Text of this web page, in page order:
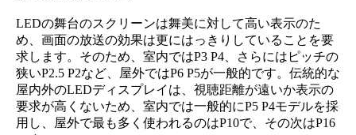
LEDの舞台のスクリーンは舞美に対して高い表示のた
め、画面の放送の効果は更にはっきりしていることを要
求します。そのため、室内ではP3 P4、さらにはピッチの
狭いP2.5 P2など、屋外ではP6 P5が一般的です。伝統的な
屋内外のLEDディスプレイは、視聴距離が遠いか表示の
要求が高くないため、室内では一般的にP5 P4モデルを採
用し、屋外で最も多く使われるのはP10で、その次はP16